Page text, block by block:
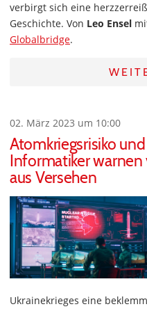
verbirgt sich eine
Geschichte. Von Leo Ensel
Globalbridge.
02. März 2023 um 10:00
Atomkriegsrisiko
Informatiker
aus Versehen
Ukrainekrieges eine